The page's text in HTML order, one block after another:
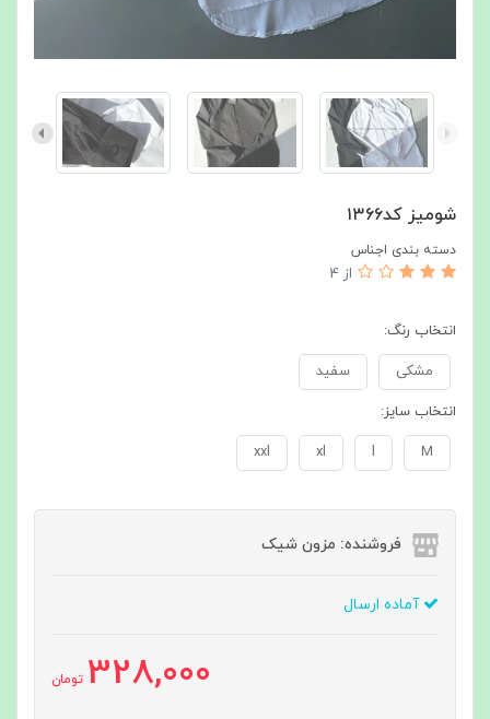
شومیز کد۱۳۶۶
دسته بندی اجناس
از 4
انتخاب رنگ:
مشکی سفید
انتخاب سایز:
M
l
xl
xxl
فروشنده: مزون شیک
آماده ارسال
328,000 تومان